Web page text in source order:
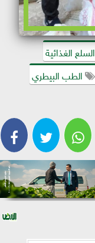
السلع الغذائية
الطب البيطري